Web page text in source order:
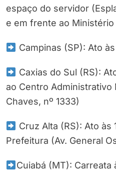
espaço do servidor
e em frente ao Ministério
Campinas (SP): Ato
Caxias do Sul (RS):
ao Centro Administrativo
Chaves, nº 1333)
Cruz Alta (RS): Ato às
Prefeitura (Av. General
Cuiabá (MT): Carreata